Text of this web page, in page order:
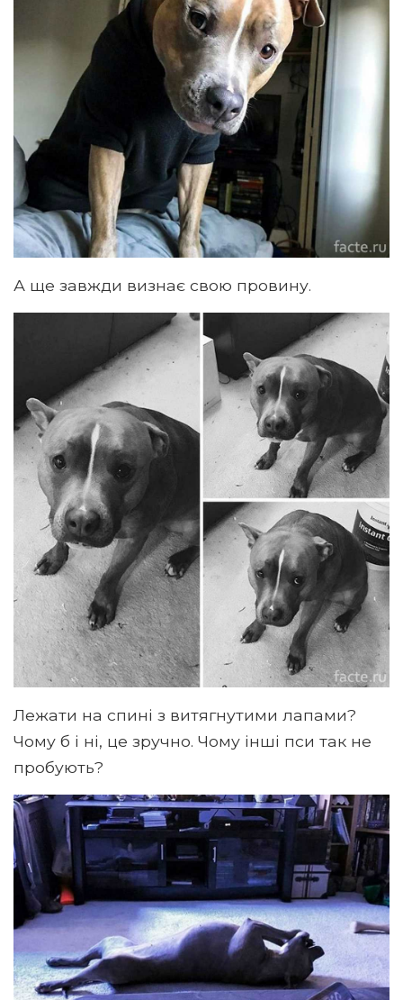
А ще завжди визнає свою провину.
Лежати на спині з витягнутими лапами?
Чому б і ні, це зручно. Чому інші пси так не
пробують?